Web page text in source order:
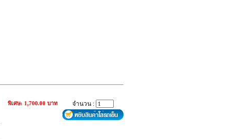
พิเศษ: 1,700.00 บาท จำนวน :